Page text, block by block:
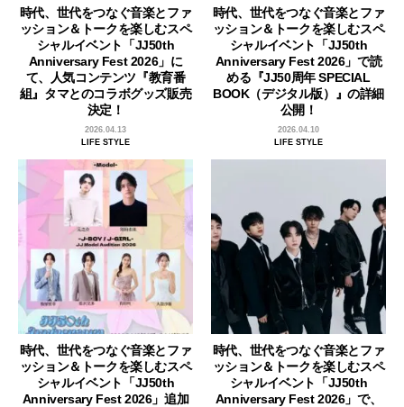
時代、世代をつなぐ音楽とファ
ッション＆トークを楽しむスペ
シャルイベント「JJ50th
Anniversary Fest 2026」に
て、人気コンテンツ『教育番
組』タマとのコラボグッズ販売
決定！
2026.04.13
LIFE STYLE
時代、世代をつなぐ音楽とファ
ッション＆トークを楽しむスペ
シャルイベント「JJ50th
Anniversary Fest 2026」で読
める『JJ50周年 SPECIAL
BOOK（デジタル版）』の詳細
公開！
2026.04.10
LIFE STYLE
時代、世代をつなぐ音楽とファ
ッション＆トークを楽しむスペ
シャルイベント「JJ50th
Anniversary Fest 2026」追加
時代、世代をつなぐ音楽とファ
ッション＆トークを楽しむスペ
シャルイベント「JJ50th
Anniversary Fest 2026」で、